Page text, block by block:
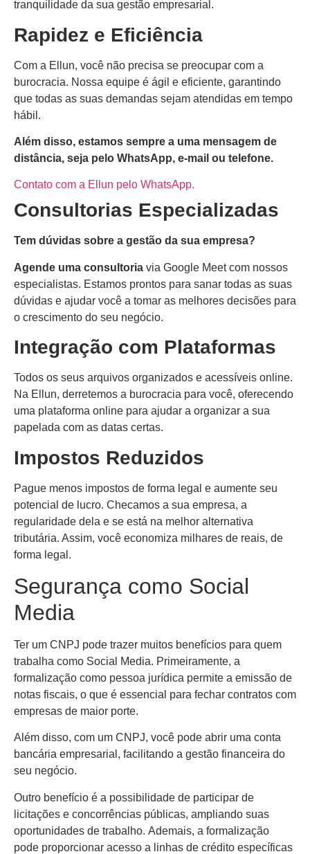
tranquilidade da sua gestão empresarial.
Rapidez e Eficiência
Com a Ellun, você não precisa se preocupar com a
burocracia. Nossa equipe é ágil e eficiente, garantindo
que todas as suas demandas sejam atendidas em tempo
hábil.
Além disso, estamos sempre a uma mensagem de
distância, seja pelo WhatsApp, e-mail ou telefone.
Contato com a Ellun pelo WhatsApp.
Consultorias Especializadas
Tem dúvidas sobre a gestão da sua empresa?
Agende uma consultoria via Google Meet com nossos
especialistas. Estamos prontos para sanar todas as suas
dúvidas e ajudar você a tomar as melhores decisões para
o crescimento do seu negócio.
Integração com Plataformas
Todos os seus arquivos organizados e acessíveis online.
Na Ellun, derretemos a burocracia para você, oferecendo
uma plataforma online para ajudar a organizar a sua
papelada com as datas certas.
Impostos Reduzidos
Pague menos impostos de forma legal e aumente seu
potencial de lucro. Checamos a sua empresa, a
regularidade dela e se está na melhor alternativa
tributária. Assim, você economiza milhares de reais, de
forma legal.
Segurança como Social
Media
Ter um CNPJ pode trazer muitos benefícios para quem
trabalha como Social Media. Primeiramente, a
formalização como pessoa jurídica permite a emissão de
notas fiscais, o que é essencial para fechar contratos com
empresas de maior porte.
Além disso, com um CNPJ, você pode abrir uma conta
bancária empresarial, facilitando a gestão financeira do
seu negócio.
Outro benefício é a possibilidade de participar de
licitações e concorrências públicas, ampliando suas
oportunidades de trabalho. Ademais, a formalização
pode proporcionar acesso a linhas de crédito específicas